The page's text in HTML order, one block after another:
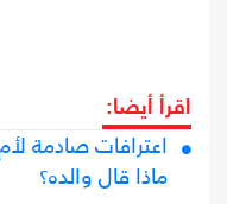
اقرأ أيضا:
اعترافات صادمة
ماذا قال والده؟